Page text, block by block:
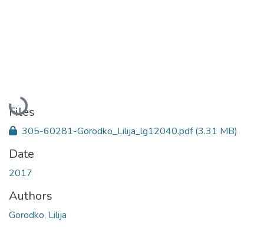
Loading...
Files
305-60281-Gorodko_Lilija_lg12040.pdf(3.31 MB)
Date
2017
Authors
Gorodko, Lilija